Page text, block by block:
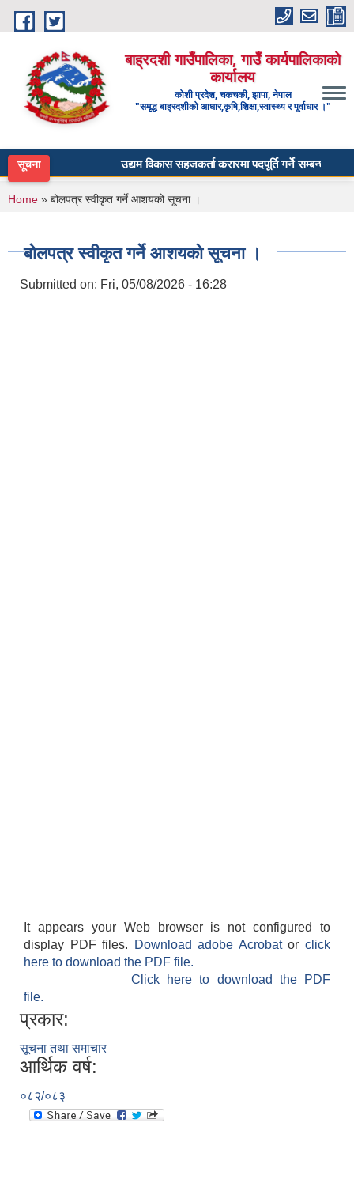
Skip to main content
बाह्रदशी गाउँपालिका, गाउँ कार्यपालिकाको
कार्यालय
कोशी प्रदेश, चकचकी, झापा, नेपाल
"समृद्ध बाह्रदशीको आधार,कृषि,शिक्षा,स्वास्थ्य र पूर्वाधार ।"
सूचना उद्यम विकास सहजकर्ता करारमा पदपूर्ति गर्ने सम्बन्धी सूचना ।
You are here
Home » बोलपत्र स्वीकृत गर्ने आशयको सूचना ।
बोलपत्र स्वीकृत गर्ने आशयको सूचना ।
Submitted on: Fri, 05/08/2026 - 16:28
It appears your Web browser is not configured to
display PDF files.
Download adobe Acrobatorclick
here to download the PDF file.
Click here to download the PDF
file.
प्रकार:
सूचना तथा समाचार
आर्थिक वर्ष:
०८२/०८३